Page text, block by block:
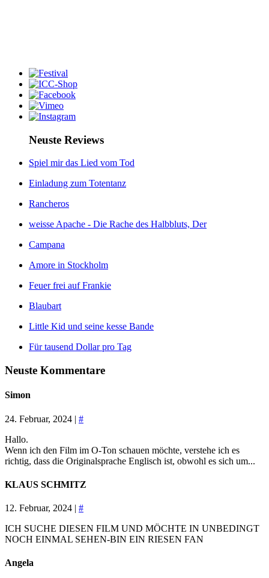
Neuste Reviews
Spiel mir das Lied vom Tod
Einladung zum Totentanz
Rancheros
weisse Apache - Die Rache des Halbbluts, Der
Campana
Amore in Stockholm
Feuer frei auf Frankie
Blaubart
Little Kid und seine kesse Bande
Für tausend Dollar pro Tag
Neuste Kommentare
Simon
24. Februar, 2024 | #
Hallo.
Wenn ich den Film im O-Ton schauen möchte, verstehe ich es
richtig, dass die Originalsprache Englisch ist, obwohl es sich um...
KLAUS SCHMITZ
12. Februar, 2024 | #
ICH SUCHE DIESEN FILM UND MÖCHTE IN UNBEDINGT
NOCH EINMAL SEHEN-BIN EIN RIESEN FAN
Angela